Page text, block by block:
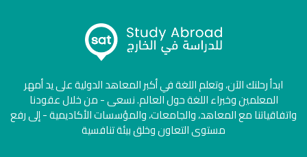
ابدأ رحلتك الآن، وتعلم اللغة في أكبر المعاهد الدولية على يد أمهر
المعلمين وخبراء اللغة حول العالم. نسعى - من خلال عقودنا
واتفاقياتنا مع المعاهد، والجامعات، والمؤسسات الأكاديمية - إلى رفع
مستوى التعاون وخلق بيئة تنافسية